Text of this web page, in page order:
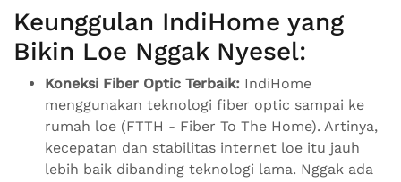
Keunggulan IndiHome yang
Bikin Loe Nggak Nyesel:
Koneksi Fiber Optic Terbaik: IndiHome
menggunakan teknologi fiber optic sampai ke
rumah loe (FTTH - Fiber To The Home). Artinya,
kecepatan dan stabilitas internet loe itu jauh
lebih baik dibanding teknologi lama. Nggak ada